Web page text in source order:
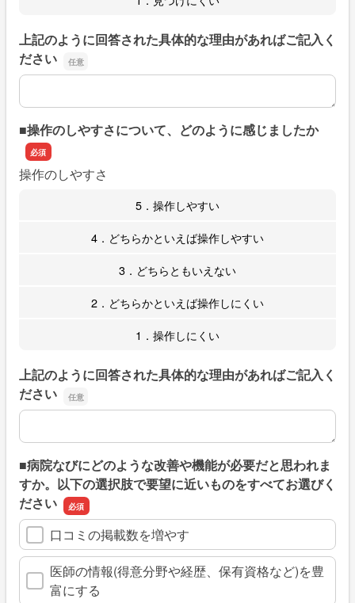
上記のように回答された具体的な理由があればご記入く
ださい
上記のように回答された具体的な理由があればご記入くだ
■操作のしやすさについて、どのように感じましたか
操作のしやすさ
5．操作しやすい
4．どちらかといえば操作しやすい
3．どちらともいえない
2．どちらかといえば操作しにくい
1．操作しにくい
上記のように回答された具体的な理由があればご記入く
ださい
上記のように回答された具体的な理由があればご記入くだ
■病院なびにどのような改善や機能が必要だと思われま
すか。以下の選択肢で要望に近いものをすべてお選びく
ださい
口コミの掲載数を増やす
医師の情報(得意分野や経歴、保有資格など)を豊
富にする